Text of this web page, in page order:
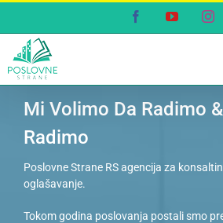
content
FacebookYouTube
Mi Volimo Da Radimo
Radimo
Poslovne Strane RS agencija za
oglašavanje.
Tokom godina poslovanja postali smo